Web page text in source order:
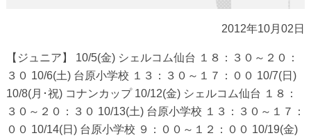
2012年10月02日
【ジュニア】 10/5(金) シェルコム仙台 １８：３０～２０：
３０ 10/6(土) 台原小学校 １３：３０～１７：００ 10/7(日)
10/8(月･祝) コナンカップ 10/12(金) シェルコム仙台 １８：
３０～２０：３０ 10/13(土) 台原小学校 １３：３０～１７：
００ 10/14(日) 台原小学校 ９：００～１２：００ 10/19(金)